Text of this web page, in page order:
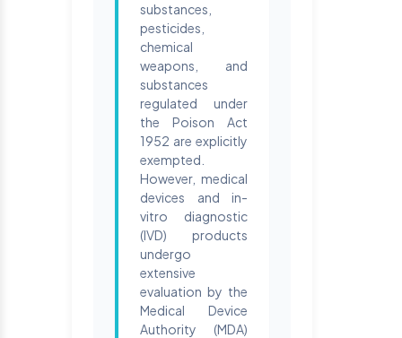
substances,
pesticides,
chemical
weapons, and
substances
regulated under
the Poison Act
1952 are explicitly
exempted.
However, medical
devices and in-
vitro diagnostic
(IVD) products
undergo
extensive
evaluation by the
Medical Device
Authority (MDA)